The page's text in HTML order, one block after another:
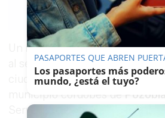
Facebook
X
Link
niño de ocho años ha
al ser arrollado por un
ciudadano que llamó al 112, en
municipio cordobés de
Servicio de Emergencias 112
PASAPORTES QUE ABREN
Los pasaportes más
mundo, ¿está el tuyo?